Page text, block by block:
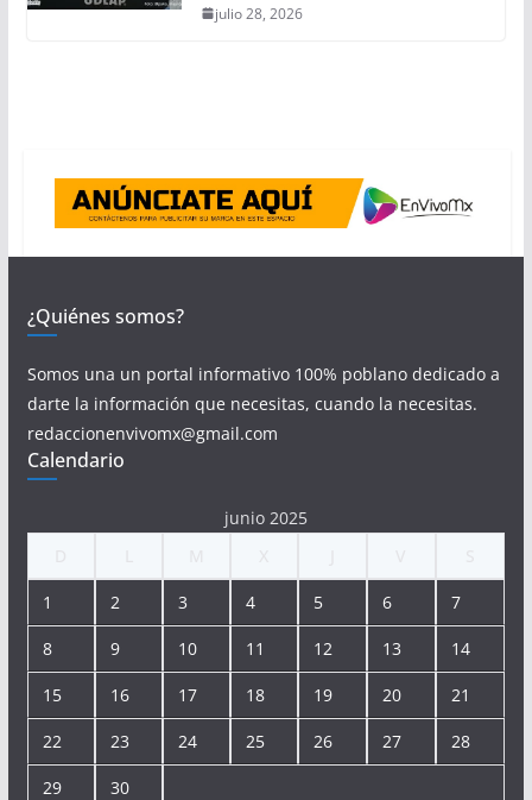
julio 28, 2026
¿Quiénes somos?
Somos una un portal informativo 100% poblano dedicado a
darte la información que necesitas, cuando la necesitas.
redaccionenvivomx@gmail.com
Calendario
junio 2025
1 2 3 4 5 6 7
8 9 10 11 12 13 14
15 16 17 18 19 20 21
22 23 24 25 26 27 28
29 30